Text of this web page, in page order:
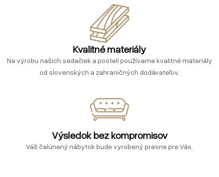
Kvalitné materiály
Na výrobu našich sedačiek a postelí používame kvalitné materiály
od slovenských a zahraničných dodávateľov.
Výsledok bez kompromisov
Váš čalúnený nábytok bude vyrobený presne pre Vás.